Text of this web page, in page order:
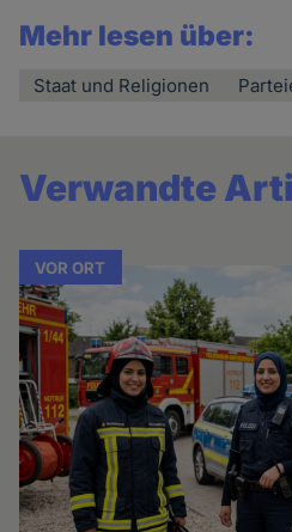
Mehr lesen über:
Staat und Religionen
Verwandte
VOR ORT